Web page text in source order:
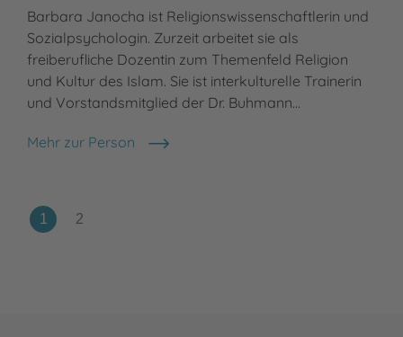
Barbara Janocha ist Religionswissenschaftlerin und
Sozialpsychologin. Zurzeit arbeitet sie als
freiberufliche Dozentin zum Themenfeld Religion
und Kultur des Islam. Sie ist interkulturelle Trainerin
und Vorstandsmitglied der Dr. Buhmann…
Mehr zur Person
Barbara Janocha